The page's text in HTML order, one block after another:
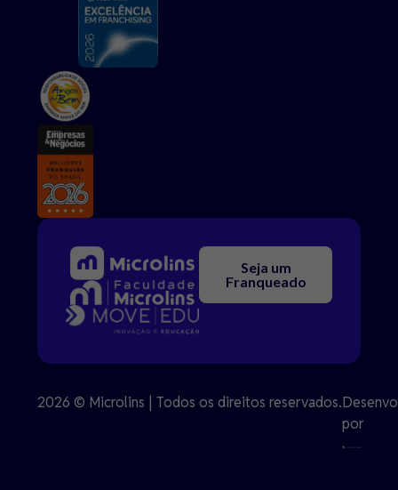
Seja um
Franqueado
2026 © Microlins | Todos os direitos reservados.
por